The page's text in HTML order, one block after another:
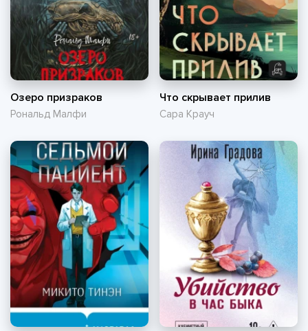
Озеро призраков
Рональд Малфи
Что скрывает прилив
Сара Крауч